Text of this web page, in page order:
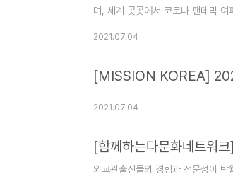
며, 세계 곳곳에서 코로나 팬데믹
2021.07.04
[MISSION KOREA]
2021.07.04
[함께하는다문화네트워
외교관출신들의 경험과 전문성이